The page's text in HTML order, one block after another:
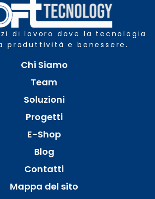
di lavoro dove la tecnologia
produttività e benessere.
Chi Siamo
Team
Soluzioni
Progetti
E-Shop
Blog
Contatti
Mappa del sito